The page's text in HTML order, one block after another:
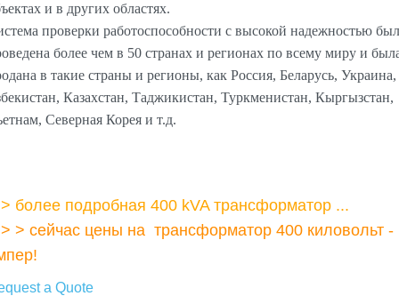
и в других областях.
проверки работоспособности с высокой надежностью
более чем в 50 странах и регионах по всему миру и
в такие страны и регионы, как Россия, Беларусь, Украина,
Казахстан, Таджикистан, Туркменистан, Кыргызстан,
Северная Корея и т.д.
более подробная 400 kVA трансформатор ...
> сейчас цены на трансформатор 400 киловольт -
a Quote